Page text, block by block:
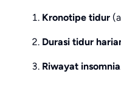
Kronotipe tidur
Durasi tidur
Riwayat insomnia